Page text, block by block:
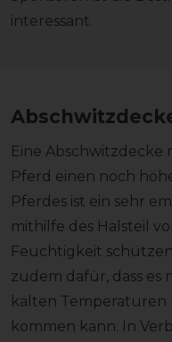
interessant.
Eine Abschwitzdecke
Pferd einen noch
Pferdes ist ein sehr
mithilfe des Halsteil
Feuchtigkeit
zudem dafür, dass es
kalten Temperaturen
kommen kann. In